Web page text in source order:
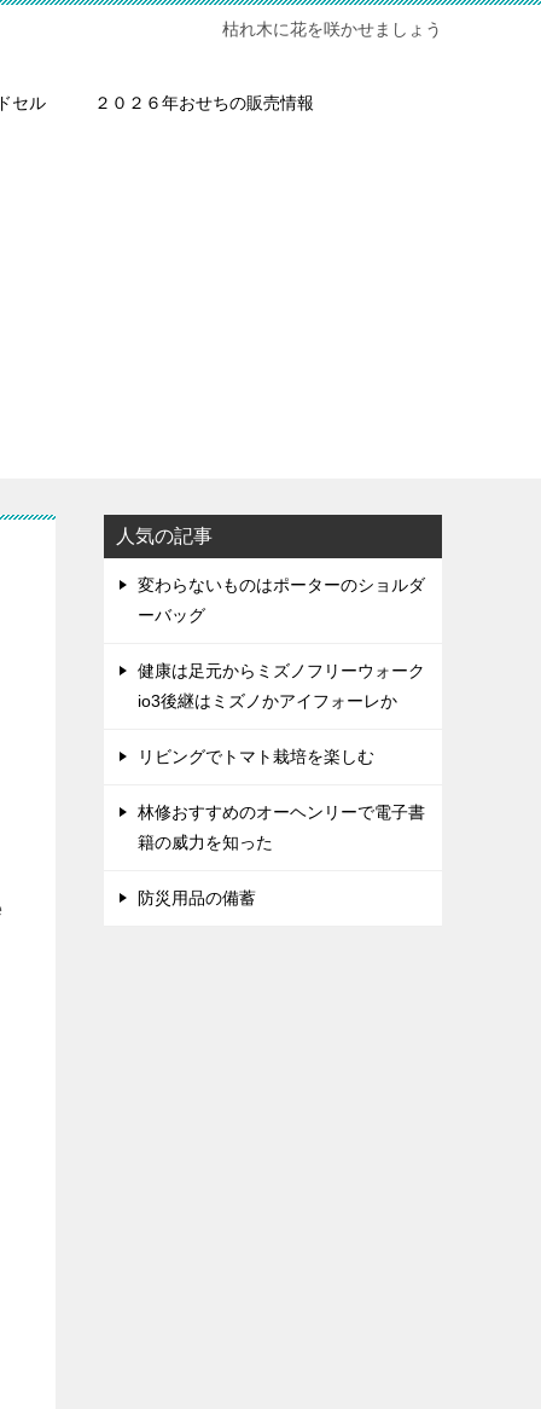
枯れ木に花を咲かせましょう
セル ２０２６年おせちの販売情報
人気の記事
変わらないものはポーターのショルダ
ーバッグ
健康は足元からミズノフリーウォーク
io3後継はミズノかアイフォーレか
リビングでトマト栽培を楽しむ
林修おすすめのオーヘンリーで電子書
籍の威力を知った
防災用品の備蓄